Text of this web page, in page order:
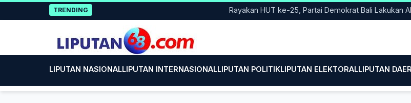
to
TRENDING Rayakan HUT ke-25, Partai Demokrat Bali Lakukan Aksi
LIPUTAN NASIONALLIPUTAN INTERNASIONALLIPUTAN POLITIKLIPUTAN ELEKTORALLIPUTAN